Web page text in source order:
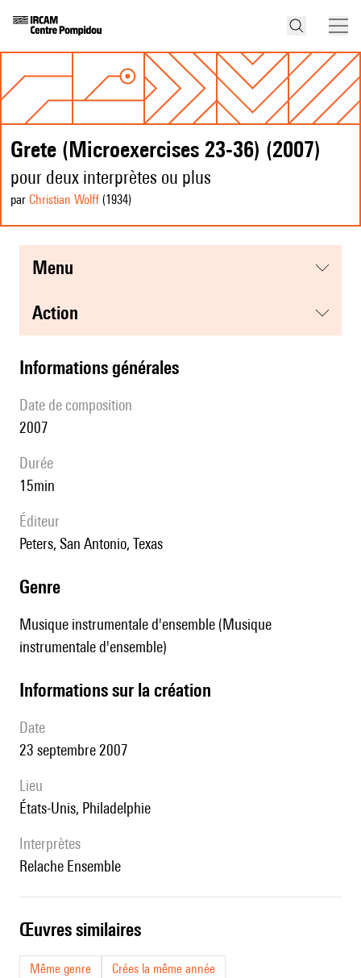
Grete (Microexercises 23-36) (2007)
pour deux interprètes ou plus
par Christian Wolff (1934)
menu
action
informations générales
date de composition
2007
durée
15min
éditeur
Peters, San Antonio, Texas
genre
Musique instrumentale d'ensemble (Musique
instrumentale d'ensemble)
informations sur la création
date
23 septembre 2007
lieu
États-Unis, Philadelphie
interprètes
Relache Ensemble
œuvres similaires
Même genre
Crées la même année